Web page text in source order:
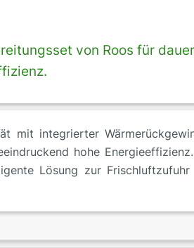
von Roos für
mit integrierter
hohe
Lösung zur